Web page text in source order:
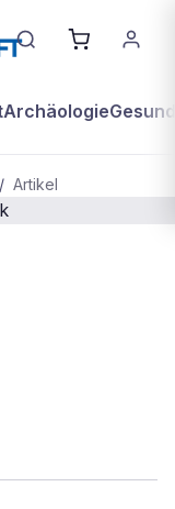
Archäologie
/ Artikel
Blick